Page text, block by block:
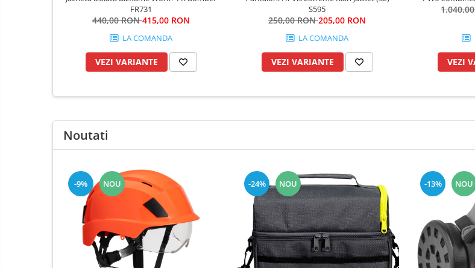
Gletiere , spacluri si cuttere
Scari , lize si depozitare
Unelte pentru masurat
Aparate de masura si detectie
Accesorii scule electrice
Aparate de sudat si lipit
Capsatoare si pistoale pneumatice
FR731
440,00 RON415,00 RON
LA COMANDA
VEZI VARIANTE
S595
250,00 RON205,00 RON
LA COMANDA
VEZI VARIANTE VEZI
Noutati
-9% NOU -24% NOU -13% NOU